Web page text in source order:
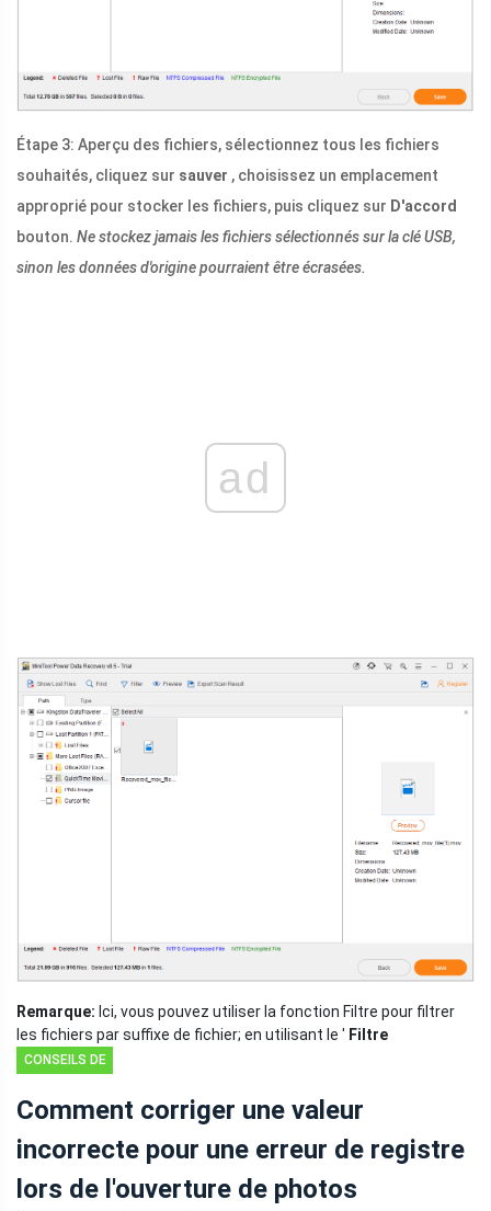
Étape 3: Aperçu des fichiers, sélectionnez tous les fichiers
souhaités, cliquez sur sauver , choisissez un emplacement
approprié pour stocker les fichiers, puis cliquez sur D'accord
bouton. Ne stockez jamais les fichiers sélectionnés sur la clé USB,
sinon les données d'origine pourraient être écrasées.
ad
Remarque: Ici, vous pouvez utiliser la fonction Filtre pour filtrer
les fichiers par suffixe de fichier; en utilisant le ' Filtre
CONSEILS DE
DE DONNÉES
Comment corriger une valeur
incorrecte pour une erreur de registre
lors de l'ouverture de photos